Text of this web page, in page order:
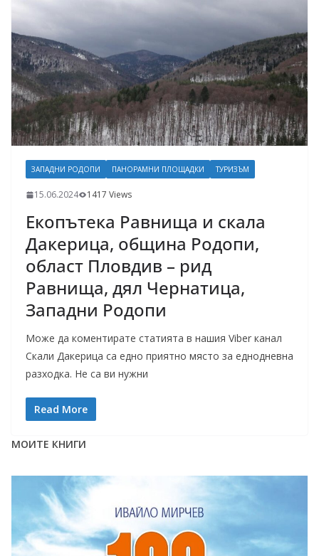
ЗАПАДНИ РОДОПИ ПАНОРАМНИ ПЛОЩАДКИ ТУРИЗЪМ
15.06.2024 1417 Views
Екопътека Равнища и скала
Дакерица, община Родопи,
област Пловдив – рид
Равнища, дял Чернатица,
Западни Родопи
Може да коментирате статията в нашия Viber канал
Скали Дакерица са едно приятно място за еднодневна
разходка. Не са ви нужни
Read More
МОИТЕ КНИГИ